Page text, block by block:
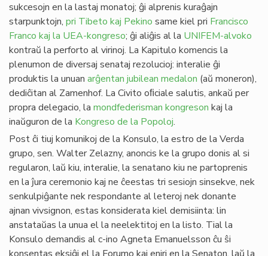
sukcesojn en la lastaj monatoj; ĝi alprenis kuraĝajn
starpunktojn, pri Tibeto kaj Pekino same kiel pri Francisco
Franco kaj la UEA-kongreso; ĝi aliĝis al la UNIFEM-alvoko
kontraŭ la perforto al virinoj. La Kapitulo komencis la
plenumon de diversaj senataj rezolucioj: interalie ĝi
produktis la unuan arĝentan jubilean medalon (aŭ moneron),
dediĉitan al Zamenhof. La Civito oﬁciale salutis, ankaŭ per
propra delegacio, la mondfederisman kongreson kaj la
inaŭguron de la Kongreso de la Popoloj.
Post ĉi tiuj komunikoj de la Konsulo, la estro de la Verda
grupo, sen. Walter Zelazny, anoncis ke la grupo donis al si
regularon, laŭ kiu, interalie, la senatano kiu ne partoprenis
en la ĵura ceremonio kaj ne ĉeestas tri sesiojn sinsekve, nek
senkulpiĝante nek respondante al leteroj nek donante
ajnan vivsignon, estas konsiderata kiel demisiinta: lin
anstataŭas la unua el la neelektitoj en la listo. Tial la
Konsulo demandis al c-ino Agneta Emanuelsson ĉu ŝi